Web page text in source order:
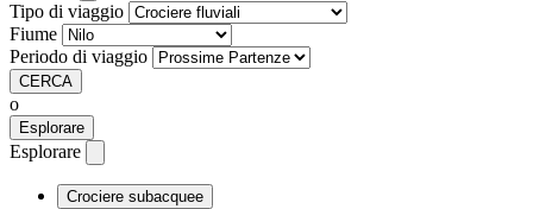
Tipo di viaggio
Fiume
Periodo di viaggio
CERCA
o
Esplorare
Esplorare
Crociere subacquee